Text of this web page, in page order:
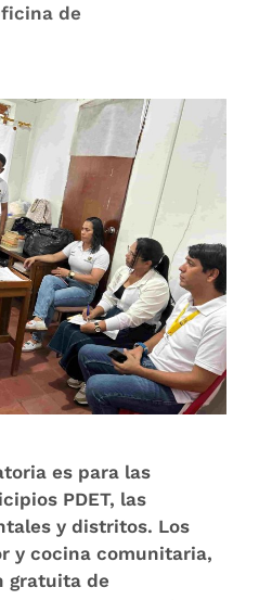
de
es para las
PDET, las
y distritos. Los
y cocina comunitaria,
gratuita de